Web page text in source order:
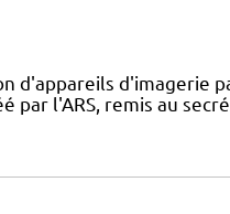
d'appareils d'imagerie
par l'ARS, remis au